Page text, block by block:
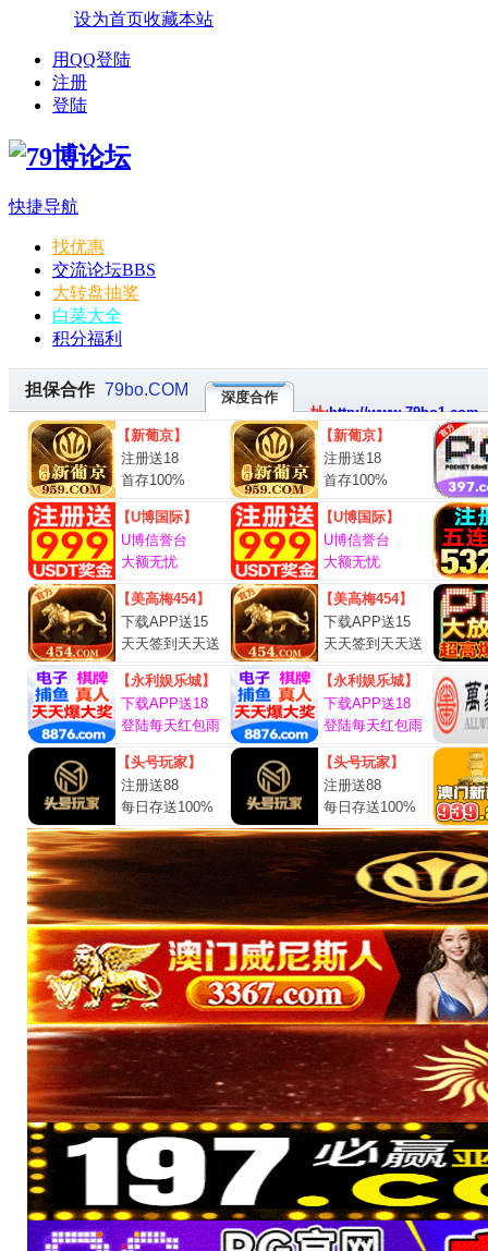
设为首页收藏本站
用QQ登陆
注册
登陆
快捷导航
找优惠
交流论坛BBS
大转盘抽奖
白菜大全
积分福利